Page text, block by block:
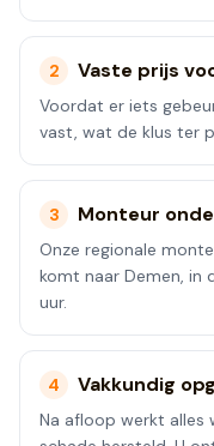
2 Vaste prijs
Voordat er iets
vast, wat de klus ter
3 Monteur
Onze regionale
komt naar Demen, in
uur.
4 Vakkundig
Na afloop werkt alles